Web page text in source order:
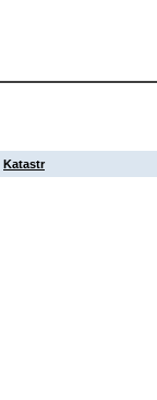
Katastr